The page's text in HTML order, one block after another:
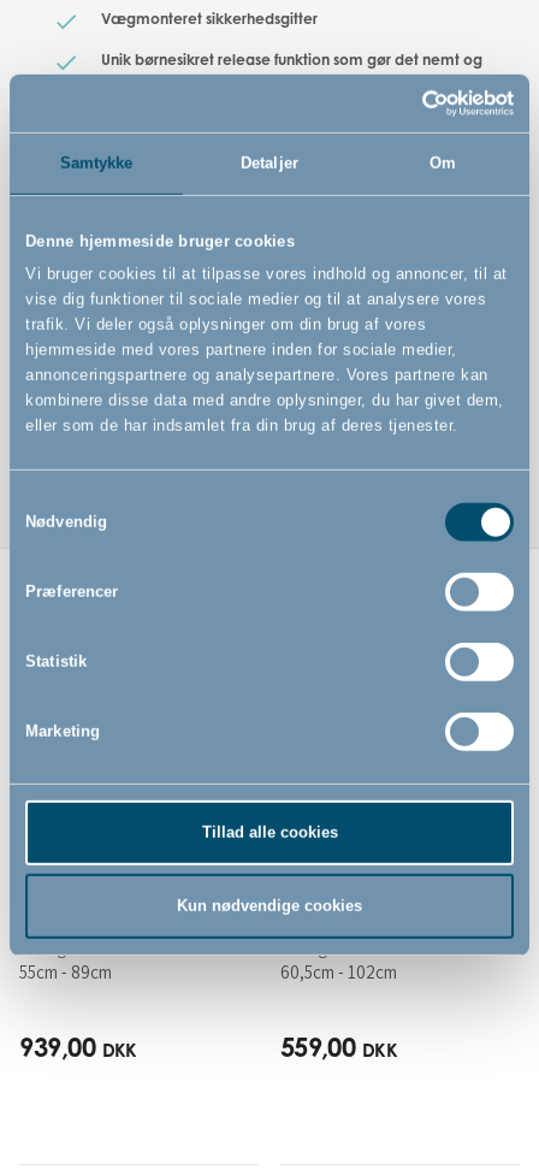
Samtykke Detaljer Om
Denne hjemmeside bruger cookies
Vi bruger cookies til at tilpasse vores indhold og annoncer, til at
vise dig funktioner til sociale medier og til at analysere vores
trafik. Vi deler også oplysninger om din brug af vores
hjemmeside med vores partnere inden for sociale medier,
annonceringspartnere og analysepartnere. Vores partnere kan
kombinere disse data med andre oplysninger, du har givet dem,
eller som de har indsamlet fra din brug af deres tjenester.
Nødvendig
Præferencer
Statistik
Marketing
Tillad alle cookies
Kun nødvendige cookies
Vægmonteret sikkerhedsgitter
Unik børnesikret release funktion som gør det nemt og
Kan betjenes med én hånd
BabyDan Guard Me
55cm - 89cm
939,00 DKK
BabyDan Multidan
60,5cm - 102cm
559,00 DKK